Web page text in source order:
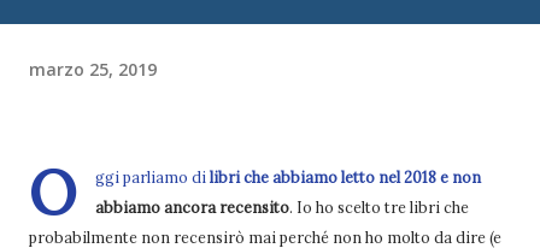
marzo 25, 2019
O ggi parliamo di libri che abbiamo letto nel 2018 e non
abbiamo ancora recensito. Io ho scelto tre libri che
probabilmente non recensirò mai perché non ho molto da dire (e